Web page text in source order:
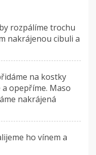
rozpálíme trochu
nakrájenou cibuli a
na kostky
opepříme. Maso
nakrájená
ho vínem a